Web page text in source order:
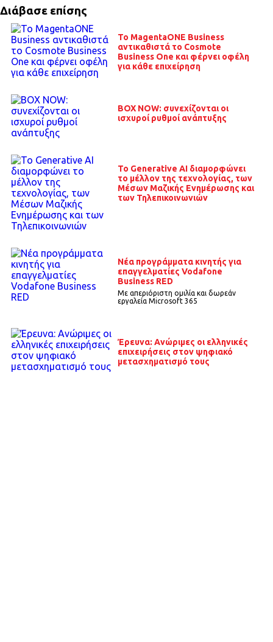
Διάβασε επίσης
Το MagentaONE Business
αντικαθιστά το Cosmote
Business One και φέρνει οφέλη
για κάθε επιχείρηση
BOX NOW: συνεχίζονται οι
ισχυροί ρυθμοί ανάπτυξης
To Generative AI διαμορφώνει
το μέλλον της τεχνολογίας, των
Μέσων Μαζικής Ενημέρωσης και
των Τηλεπικοινωνιών
Νέα προγράμματα κινητής για
επαγγελματίες Vodafone
Business RED
Mε απεριόριστη ομιλία και δωρεάν
εργαλεία Microsoft 365
Έρευνα: Ανώριμες οι ελληνικές
επιχειρήσεις στον ψηφιακό
μετασχηματισμό τους